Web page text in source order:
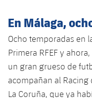
Barça Cafe
Ciutat Esportiva
La Masia
plusicon
más
Servicios
plusicon
más
SUB10 B
SUB9 A
SUB9 B
SUB8 A
Fotos
Historia
Palmarés
Infantil B
Mini
Resultados
Clasificaciones
Jugadores
Resultados
Clasificaciones
Jugadores
Juvenil
Cadete A
PLUSICON
MÁS
Primer equipo
plusicon
más
Actualidad
Calendario
Barça Atlètic
plusicon
más
Actualidad
En Málaga,
Ocho temporadas en
Primera RFEF y
un gran grueso de
acompañan al Racing
La Coruña, que ya